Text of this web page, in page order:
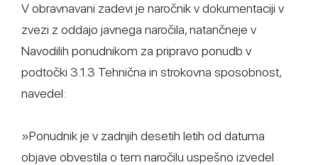
V obravnavani zadevi je naročnik v dokumentaciji v
zvezi z oddajo javnega naročila, natančneje v
Navodilih ponudnikom za pripravo ponudb v
podtočki 3.1.3 Tehnična in strokovna sposobnost,
navedel:
»Ponudnik je v zadnjih desetih letih od datuma
objave obvestila o tem naročilu uspešno izvedel